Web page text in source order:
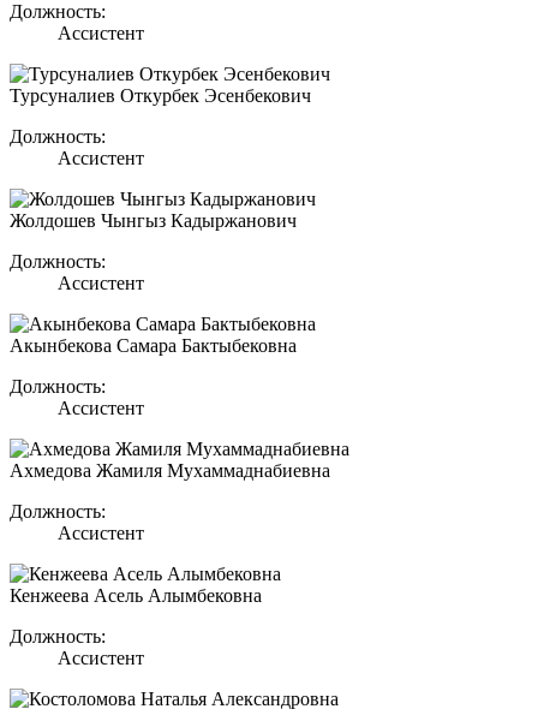
Должность:
Ассистент
Турсуналиев Откурбек Эсенбекович
Должность:
Ассистент
Жолдошев Чынгыз Кадыржанович
Должность:
Ассистент
Акынбекова Самара Бактыбековна
Должность:
Ассистент
Ахмедова Жамиля Мухаммаднабиевна
Должность:
Ассистент
Кенжеева Асель Алымбековна
Должность:
Ассистент